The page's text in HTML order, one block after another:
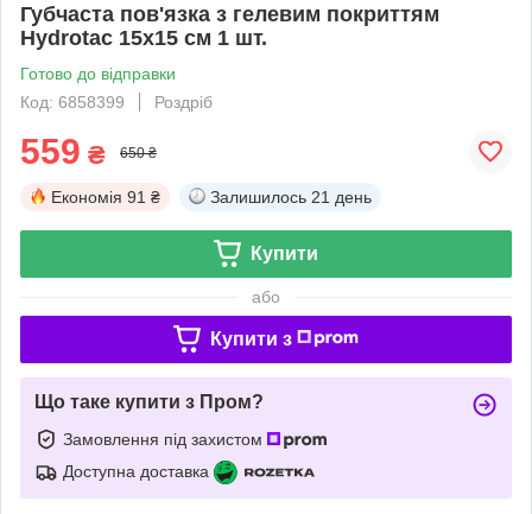
Губчаста пов'язка з гелевим покриттям
Hydrotac 15x15 см 1 шт.
Готово до відправки
Код: 6858399
Роздріб
559 ₴ 650 ₴
Економія 91 ₴ Залишилось 21 день
Купити
або
Купити з
Що таке купити з Пром?
Замовлення під захистом
Доступна доставка